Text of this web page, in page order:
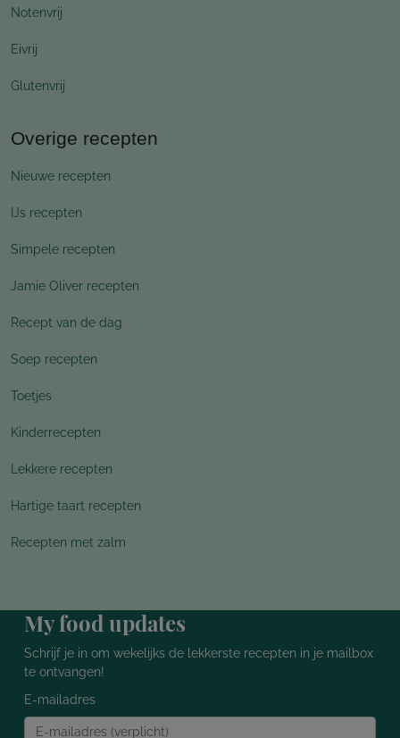
Notenvrij
Eivrij
Glutenvrij
Overige recepten
Nieuwe recepten
IJs recepten
Simpele recepten
Jamie Oliver recepten
Recept van de dag
Soep recepten
Toetjes
Kinderrecepten
Lekkere recepten
Hartige taart recepten
Recepten met zalm
My food updates
Schrijf je in om wekelijks de lekkerste recepten in je mailbox
te ontvangen!
E-mailadres